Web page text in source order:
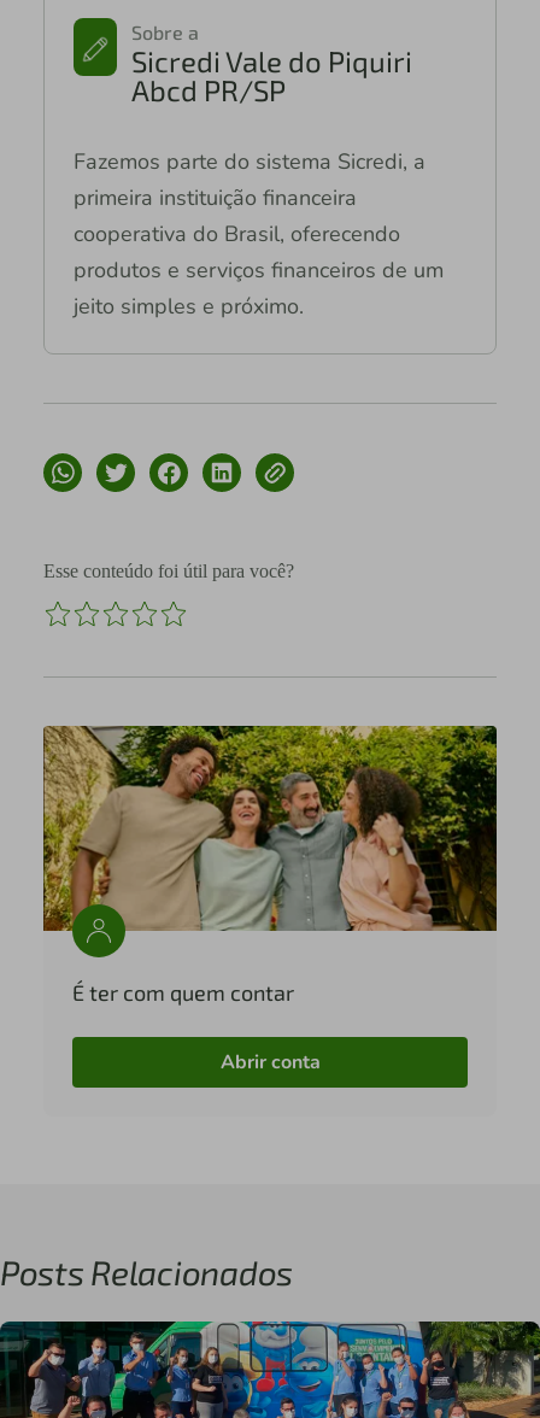
Sobre a
Sicredi Vale do Piquiri
Abcd PR/SP
Fazemos parte do sistema Sicredi, a
primeira instituição financeira
cooperativa do Brasil, oferecendo
produtos e serviços financeiros de um
jeito simples e próximo.
Esse conteúdo foi útil para você?
É ter com quem contar
Abrir conta
Posts Relacionados